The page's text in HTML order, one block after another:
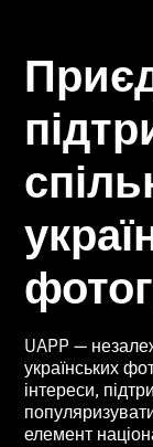
UAPP —
українських
інтереси,
елемент